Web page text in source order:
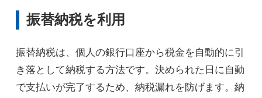
振替納税を利用
振替納税は、個人の銀行口座から税金を自動的に引
き落として納税する方法です。決められた日に自動
で支払いが完了するため、納税漏れを防げます。納